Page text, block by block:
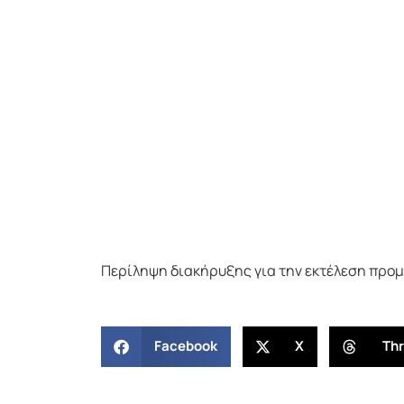
Περίληψη διακήρυξης για την εκτέλεση
Facebook X